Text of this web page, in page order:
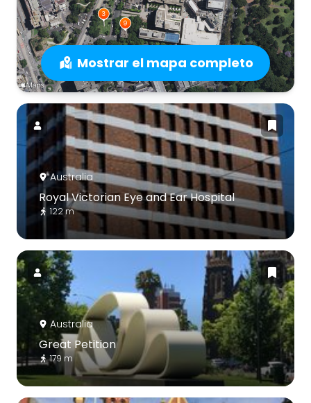
Mostrar el mapa completo
Australia
Royal Victorian Eye and Ear Hospital
122 m
Australia
Great Petition
179 m